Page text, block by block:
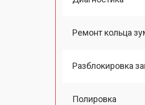
Ремонт кольца
Разблокировка
Полировка